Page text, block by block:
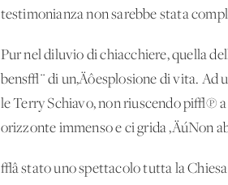
testimonianza non sarebbe stata
Pur nel diluvio di chiacchiere, quella
bens√¨ di un‚Äôesplosione di vita.
le Terry Schiavo, non riuscendo pi√π
orizzonte immenso e ci grida ‚ÄúNon
√â stato uno spettacolo tutta la